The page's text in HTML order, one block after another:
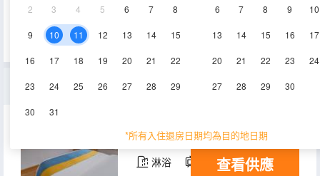
2 3 4 5 6 7 8
9 10 11 12 13 14 15
16 17 18 19 20 21 22
23 24 25 26 27 28 29
30 31
6 7 8 9 10
13 14 15 16 17
20 21 22 23 24
27 28 29 30
*所有入住退房日期均為目的地日期
62㎡ 9層 空調
淋浴 電視機 冰箱
查看供應